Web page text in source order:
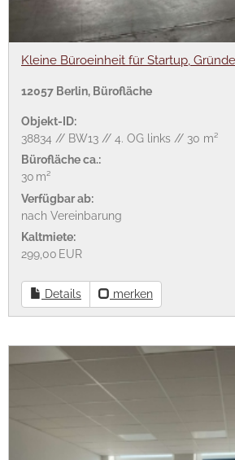
Kleine Büroeinheit für Startup,
12057 Berlin, Bürofläche
Objekt-ID:
38834 // BW13 // 4. OG links // 30 m²
Bürofläche ca.:
30 m²
Verfügbar ab:
nach Vereinbarung
Kaltmiete:
299,00 EUR
Details merken